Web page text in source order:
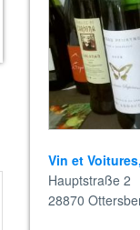
Vin et
Hauptstraße 2
28870